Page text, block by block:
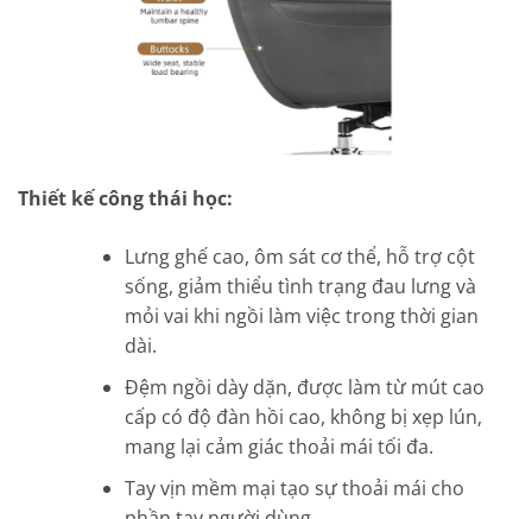
Thiết kế công thái học:
Lưng ghế cao, ôm sát cơ thể, hỗ trợ cột
sống, giảm thiểu tình trạng đau lưng và
mỏi vai khi ngồi làm việc trong thời gian
dài.
Đệm ngồi dày dặn, được làm từ mút cao
cấp có độ đàn hồi cao, không bị xẹp lún,
mang lại cảm giác thoải mái tối đa.
Tay vịn mềm mại tạo sự thoải mái cho